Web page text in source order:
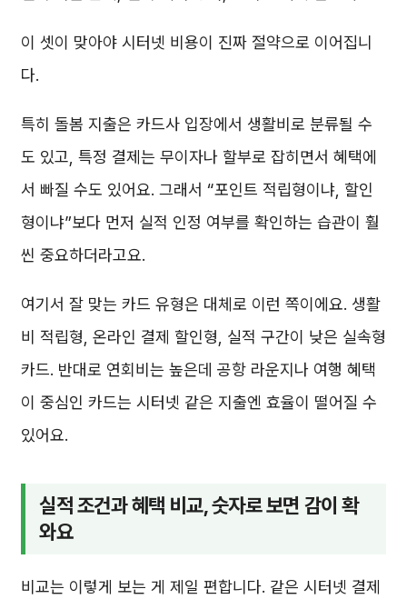
이 셋이 맞아야 시터넷 비용이 진짜 절약으로 이어집니
다.
특히 돌봄 지출은 카드사 입장에서 생활비로 분류될 수
도 있고, 특정 결제는 무이자나 할부로 잡히면서 혜택에
서 빠질 수도 있어요. 그래서 “포인트 적립형이냐, 할인
형이냐”보다 먼저 실적 인정 여부를 확인하는 습관이 훨
씬 중요하더라고요.
여기서 잘 맞는 카드 유형은 대체로 이런 쪽이에요. 생활
비 적립형, 온라인 결제 할인형, 실적 구간이 낮은 실속형
카드. 반대로 연회비는 높은데 공항 라운지나 여행 혜택
이 중심인 카드는 시터넷 같은 지출엔 효율이 떨어질 수
있어요.
실적 조건과 혜택 비교, 숫자로 보면 감이 확
와요
비교는 이렇게 보는 게 제일 편합니다. 같은 시터넷 결제